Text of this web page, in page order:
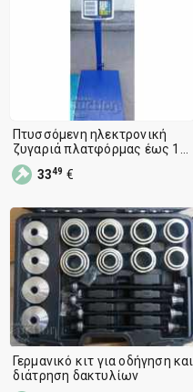
Πτυσσόμενη ηλεκτρονική
ζυγαριά πλατφόρμας έως 100
kg
3349 €
Γερμανικό κιτ για οδήγηση και
διάτρηση δακτυλίων